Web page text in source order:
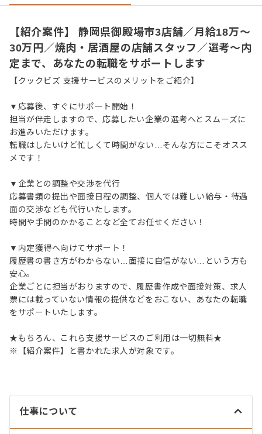
【紹介案件】 静岡県御殿場市3店舗／月給18万～
30万円／焼肉・居酒屋の店舗スタッフ／選考～内
定まで、あなたの転職をサポートします
【クックビズ 支援サービスのメリットをご紹介】
▼応募後、すぐにサポート開始！
担当が伴走しますので、応募したい企業の選考へとスムーズに
お進みいただけます。
転職はしたいけど忙しくて時間がない…そんな方にこそオスス
メです！
▼企業との調整や交渉を代行
応募書類の提出や面接日程の調整、個人では難しい給与・待遇
面の交渉なども代行いたします。
時間や手間のかかることなど全てお任せください！
▼内定獲得へ向けてサポート！
履歴書の書き方がわからない…面接に自信がない…という方も
安心。
企業ごとに担当がおりますので、履歴書作成や面接対策、求人
票には載っていない情報の提供などをおこない、あなたの転職
をサポートいたします。
★もちろん、これら支援サービスのご利用は一切無料★
※【紹介案件】と書かれた求人が対象です。
仕事について